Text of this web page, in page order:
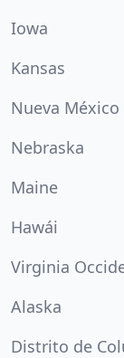
Iowa
Kansas
Nueva México
Nebraska
Maine
Hawái
Virginia
Alaska
Distrito de